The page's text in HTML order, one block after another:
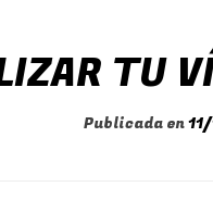
TU
Publicada en